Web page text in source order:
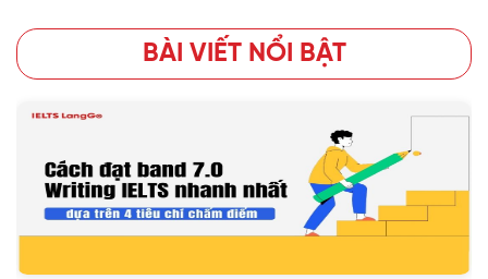
BÀI VIẾT NỔI BẬT